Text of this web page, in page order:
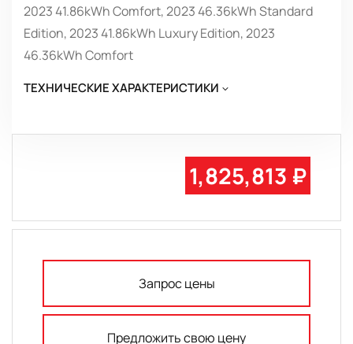
2023 41.86kWh Comfort, 2023 46.36kWh Standard
Edition, 2023 41.86kWh Luxury Edition, 2023
46.36kWh Comfort
ТЕХНИЧЕСКИЕ ХАРАКТЕРИСТИКИ
1,825,813 ₽
Запрос цены
Предложить свою цену